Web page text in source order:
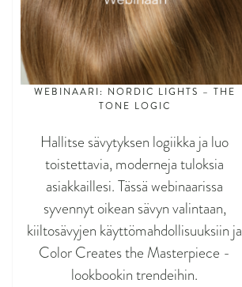
WEBINAARI: NORDIC LIGHTS – THE
TONE LOGIC
Hallitse sävytyksen logiikka ja luo
toistettavia, moderneja tuloksia
asiakkaillesi. Tässä webinaarissa
syvennyt oikean sävyn valintaan,
kiiltosävyjen käyttömahdollisuuksiin ja
Color Creates the Masterpiece -
lookbookin trendeihin.